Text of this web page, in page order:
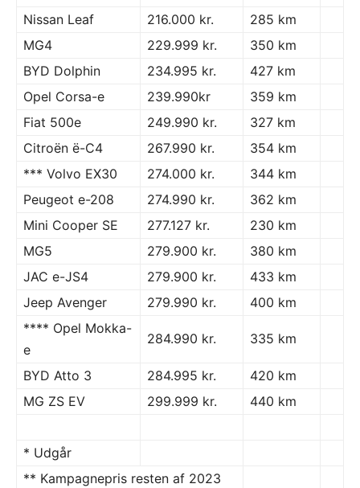
Nissan Leaf
216.000 kr.
285 km
MG4
229.999 kr.
350 km
BYD Dolphin
234.995 kr.
427 km
Opel Corsa-e
239.990kr
359 km
Fiat 500e
249.990 kr.
327 km
Citroën ë-C4
267.990 kr.
354 km
*** Volvo EX30
274.000 kr.
344 km
Peugeot e-208
274.990 kr.
362 km
Mini Cooper SE
277.127 kr.
230 km
MG5
279.900 kr.
380 km
JAC e-JS4
279.900 kr.
433 km
Jeep Avenger
279.990 kr.
400 km
**** Opel Mokka-
e
284.990 kr. 335 km
BYD Atto 3 284.995 kr.
420 km
MG ZS EV
299.999 kr. 440 km
* Udgår
** Kampagnepris resten af 2023